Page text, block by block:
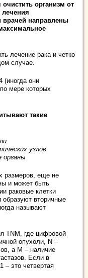
организм от
лечения
врачей направлены
лечение рака и четко
случае.
(иногда они
мере которых
такие
узлов
органы
размеров, еще не
и может быть
раковые клетки
образуют вторичные
называют
TNM, где цифровой
опухоли, N –
а M – наличие
Если в
– это четвертая